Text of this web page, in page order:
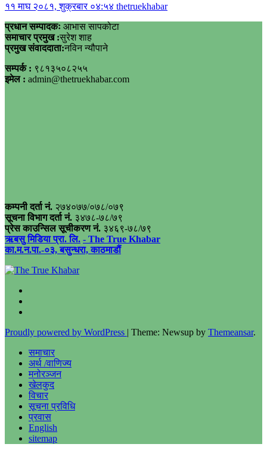
११ माघ २०८१, शुक्रबार ०४:५४ thetruekhabar
प्रधान सम्पादकः आभास सापकोटा
समाचार प्रमुख :सुरेश शाह
प्रमुख संवाददाता:नविन न्यौपाने
सम्पर्क : ९८१३५०८२५५
इमेल : admin@thetruekhabar.com
कम्पनी दर्ता नं. २७४०७७/०७८/०७९
सूचना विभाग दर्ता नं. ३४७८-७८/७९
प्रेस काउन्सिल सूचीकरण नं. ३४६९-७८/७९
ऋबसु मिडिया प्रा. लि. - The True Khabar
का.म.न.पा.-०३, बसुन्धरा, काठमाडौं
Proudly powered by WordPress | Theme: Newsup by Themeansar.
समाचार
अर्थ /वाणिज्य
मनोरञ्जन
खेलकुद
विचार
सूचना प्रविधि
प्रवास
English
sitemap